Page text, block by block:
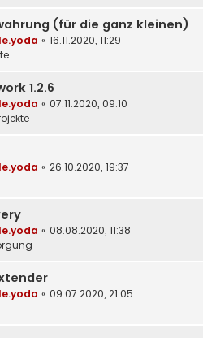
(für die ganz kleinen)
« 16.11.2020, 11:29
1.2.6
« 07.11.2020, 09:10
« 26.10.2020, 19:37
« 08.08.2020, 11:38
« 09.07.2020, 21:05